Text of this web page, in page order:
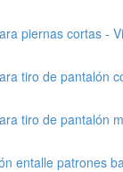
piernas cortas -
tiro de pantalón
tiro de pantalón
entalle patrones